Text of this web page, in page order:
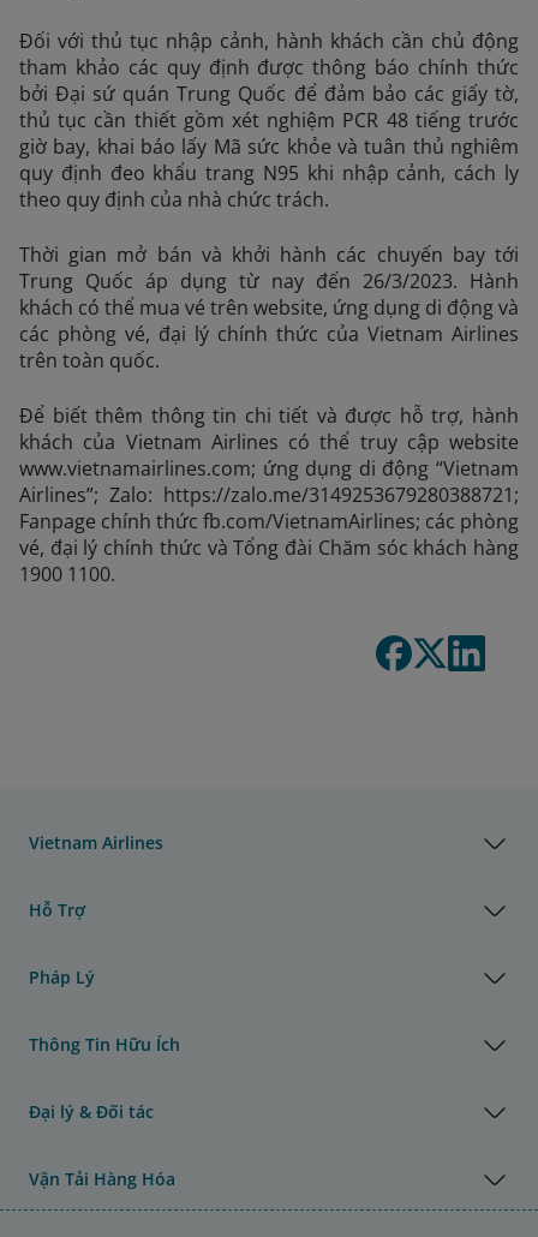
Đối với thủ tục nhập cảnh, hành khách cần chủ động
tham khảo các quy định được thông báo chính thức
bởi Đại sứ quán Trung Quốc để đảm bảo các giấy tờ,
thủ tục cần thiết gồm xét nghiệm PCR 48 tiếng trước
giờ bay, khai báo lấy Mã sức khỏe và tuân thủ nghiêm
quy định đeo khẩu trang N95 khi nhập cảnh, cách ly
theo quy định của nhà chức trách.
Thời gian mở bán và khởi hành các chuyến bay tới
Trung Quốc áp dụng từ nay đến 26/3/2023. Hành
khách có thể mua vé trên website, ứng dụng di động và
các phòng vé, đại lý chính thức của Vietnam Airlines
trên toàn quốc.
Để biết thêm thông tin chi tiết và được hỗ trợ, hành
khách của Vietnam Airlines có thể truy cập website
www.vietnamairlines.com; ứng dụng di động “Vietnam
Airlines”; Zalo: https://zalo.me/3149253679280388721;
Fanpage chính thức fb.com/VietnamAirlines; các phòng
vé, đại lý chính thức và Tổng đài Chăm sóc khách hàng
1900 1100.
Vietnam Airlines
Hỗ Trợ
Pháp Lý
Thông Tin Hữu Ích
Đại lý & Đối tác
Vận Tải Hàng Hóa